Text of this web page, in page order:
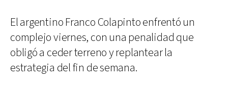
El argentino Franco Colapinto enfrentó un
complejo viernes, con una penalidad que
obligó a ceder terreno y replantear la
estrategia del fin de semana.